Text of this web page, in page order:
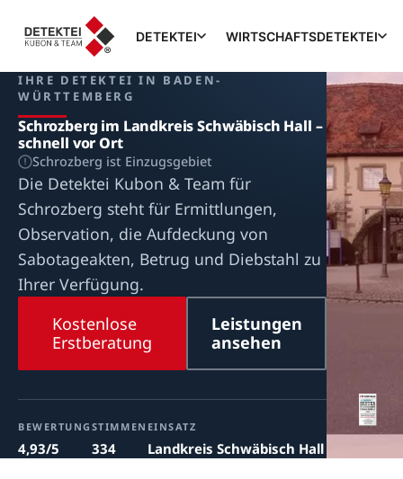
DETEKTEI WIRTSCHAFTSDETEKTEI
IHRE DETEKTEI IN BADEN-
WÜRTTEMBERG
Schrozberg im Landkreis Schwäbisch Hall –
schnell vor Ort
Schrozberg ist Einzugsgebiet
Die Detektei Kubon & Team für
Schrozberg steht für Ermittlungen,
Observation, die Aufdeckung von
Sabotageakten, Betrug und Diebstahl zu
Ihrer Verfügung.
Kostenlose
Erstberatung
Leistungen
ansehen
BEWERTUNG
4,93/5
STIMMEN
334
EINSATZ
Landkreis Schwäbisch Hall